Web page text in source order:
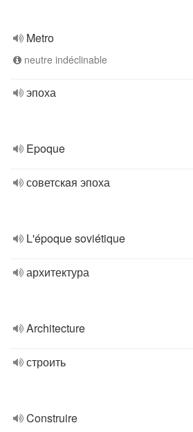
Metro
neutre indéclinable
эпоха
Epoque
советскaя эпоха
L'époque soviétique
архитектура
Architecture
строить
Construire